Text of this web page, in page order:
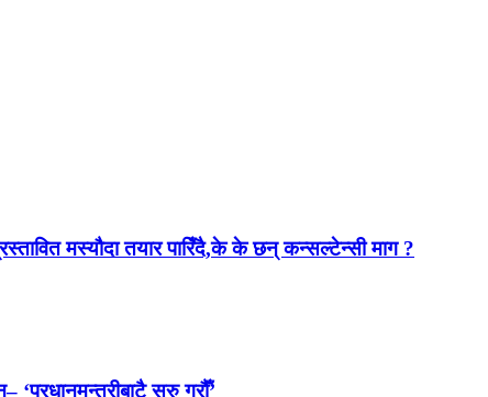
मस्यौदा तयार पारिँदै,के के छन् कन्सल्टेन्सी माग ?
‘प्रधानमन्त्रीबाटै सुरु गरौँ’